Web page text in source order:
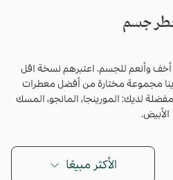
جسم
وأنعم للجسم. اعتبرهم نسخة اقل
مجموعة مختارة من أفضل معطرات
لديك: المورينجا، المانجو، المسك
الأبيض.
الأكثر مبيعًا